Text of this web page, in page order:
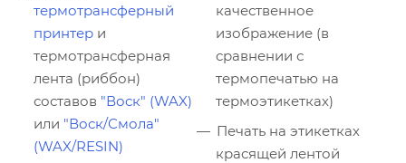
термотрансферный
принтер и
термотрансферная
лента (риббон)
составов "Воск" (WAX)
или "Воск/Смола"
(WAX/RESIN)
качественное
изображение (в
сравнении с
термопечатью на
термоэтикетках)
Печать на этикетках
красящей лентой